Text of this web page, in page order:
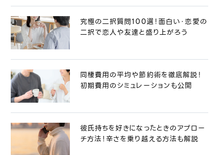
究極の二択質問100選！面白い・恋愛の
二択で恋人や友達と盛り上がろう
同棲費用の平均や節約術を徹底解説！
初期費用のシミュレーションも公開
彼氏持ちを好きになったときのアプロー
チ方法！辛さを乗り越える方法も解説